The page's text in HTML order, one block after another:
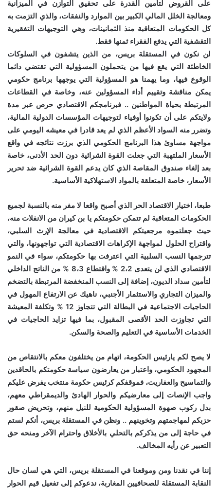
على القروض لتأمين القدرة على تحقيق التوازن في الميزانية
ومعالجة الخلل المالي الكبير بين الموارد والنفقات، والذي التزمت به
كل الحكومات المتعاقبة منذ الثمانينات، وهي التوجيهات التفقيرية
التقشفية التي يدفع الفقراء ثمنها فقط.
لن نكون في المستقلة بريس، من الذين يتشفون في السلوكات
الخاطئة التي يقع فيها من يتحملون المسؤولية التي تقتضي دائما
الوقوع فيها، وما يهمنا هو المسؤولية التي يوجهها برنامج حكومي
يمكن مناقشة وتقييم أداء المسؤولين عنه، وخاصة في القطاعات
المرتبطة بحياة المواطنين .. فبرنامجكم الاقتصادي حرص عبر مدة
ولايتكم على أن تكونوا أوفياء لتوجيهات المؤسسات الدولية المالية،
وتضرر منه السواد الأعظم الذي لم يعد قادرا في معيشه اليومي على
مواجهة مساوئ هذا البرنامج الحكومي الذي برزت نتائجه في واقع
الأسعار الملتهبة التي جعلت القوة الشرائية دون الحد الأدنى، خاصة
بعد إلغاء صندوق المقاصة الذي كان يدعم القوة الشرائية ضد تحرير
الأسعار، خاصة المتعلقة بالمواد الاستهلاكية الأساسية.
طبعا، اختيار الاقتصاد الحر الذي أصبح واقعا لا مفر منه بالنسبة لجميع
الحكومات المتعاقبة لم تتمكن حكومتكم يا بن كيران من الانفلات منه،
حيث جعلتموه مرجعيتكم الاقتصادية في معالجة الإرث السلبي،
واقتراح الحلول لمواجهة الإكراهات الاقتصادية التي تواجهونها، والتي
تترجمها النسب السلبية التي اعترفت بها حكومتكم، سواء في النمو
الاقتصادي الذي لن يتعدى 2،2 % واقتطاع 8،3 % من الناتج الداخلي
لتأمين سداد الديون، إضافة إلى النسب المنخفضة المرتبطة بالتضخم
والميزان التجاري والاستثمار الأجنبي، ناهيك عن الارتفاع المهول في
الحاجيات الاجتماعية في البطالة التي تتجاوز 12 % وتكلفة المعيشة
التي تجاوزت الحد الأقصى المقبول، بما فيها تزايد الحاجيات في
الخدمات الأساسية في التعليم والصحة والسكن.
لا يصح لكم يارئيس الحكومة، اتهام من يختلفون معكم بالانتقاص من
المجهود الحكومي، واعتبار من يعارضون سياسة حكومتكم بالحاقدين
والتماسيح والعفاريت، فموقفكم كرئيس حكومة منتخب يفرض عليكم
واجب الإنصات إلى معارضيكم والحوار الهادئ والديمقراطي معهم،
بدل ركوب صهوة المسؤولية الحكومية للنيل منهم، وتحريض صقور
حزبكم لمهاجمتهم وتخوينهم .. ونظن في المستقلة بريس، أنكم لستم
في حاجة إلى من يذكركم بالتحلي بالأخلاق واحترام الآخر ومنحه حق
التعبير عن رأيه المخالف.
إننا في نقدنا ومن وموقعنا في المستقلة بريس، التي هي لسان حال
النقابة المستقلة للصحافيين المغاربة، ندعوكم إلى تفعيل قيم الحوار